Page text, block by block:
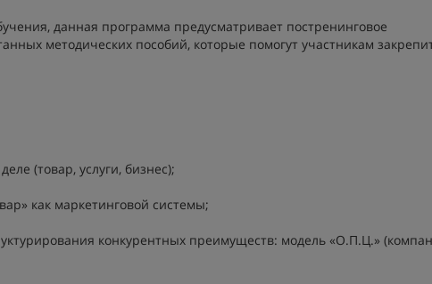
данная программа предусматривает постренинговое
методических пособий, которые помогут участникам
(товар, услуги, бизнес);
как маркетинговой системы;
конкурентных преимуществ: модель «О.П.Ц.»